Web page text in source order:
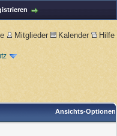
Mitglieder Kalender Hilfe
Ansichts-Optionen